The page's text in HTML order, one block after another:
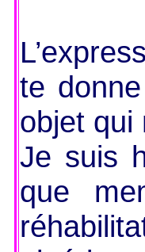
te
objet qui
Je suis
que